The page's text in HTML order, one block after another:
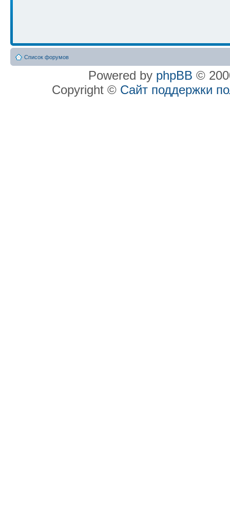
Список форумов
Powered by phpBB ©
Copyright © Сайт поддержки